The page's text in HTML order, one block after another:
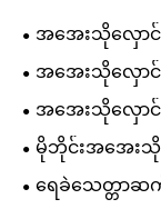
အအေးသိုလှောင်မှု
အအေးသိုလှောင်
အအေးသိုလှောင်
မိုဘိုင်းအအေး
ရေခဲသေတ္တာဆက်